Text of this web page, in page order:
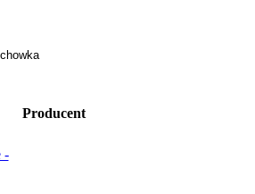
Producent